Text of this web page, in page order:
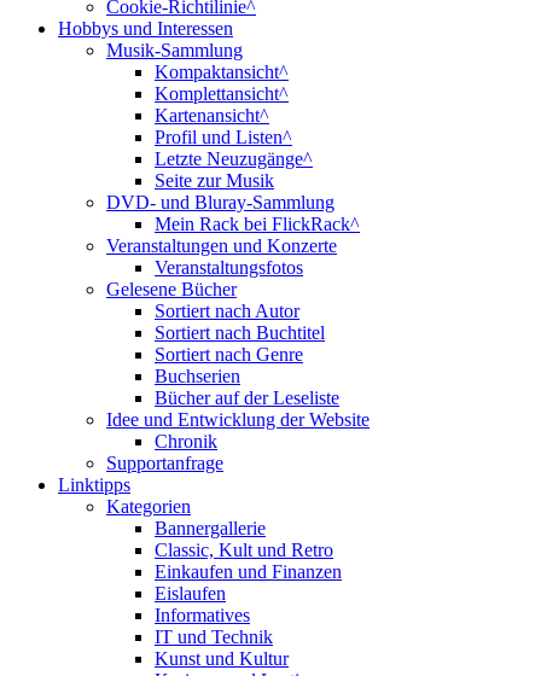
Cookie-Richtilinie^
Hobbys und Interessen
Musik-Sammlung
Kompaktansicht^
Komplettansicht^
Kartenansicht^
Profil und Listen^
Letzte Neuzugänge^
Seite zur Musik
DVD- und Bluray-Sammlung
Mein Rack bei FlickRack^
Veranstaltungen und Konzerte
Veranstaltungsfotos
Gelesene Bücher
Sortiert nach Autor
Sortiert nach Buchtitel
Sortiert nach Genre
Buchserien
Bücher auf der Leseliste
Idee und Entwicklung der Website
Chronik
Supportanfrage
Linktipps
Kategorien
Bannergallerie
Classic, Kult und Retro
Einkaufen und Finanzen
Eislaufen
Informatives
IT und Technik
Kunst und Kultur